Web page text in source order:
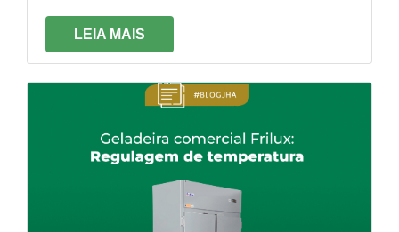
tipos de mercados, tais como: buffets,
lanchonetes, padarias, restaurantes, bares e
supermercados.
LEIA MAIS